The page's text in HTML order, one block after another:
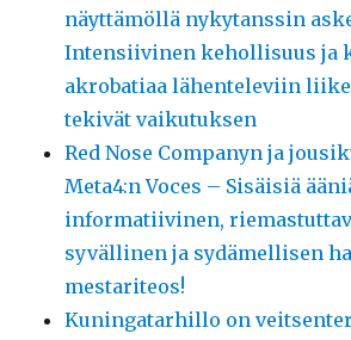
näyttämöllä nykytanssin
Intensiivinen kehollisuus ja
akrobatiaa lähenteleviin
tekivät vaikutuksen
Red Nose Companyn ja
Meta4:n Voces – Sisäisiä
informatiivinen,
syvällinen ja sydämellisen
mestariteos!
Kuningatarhillo on